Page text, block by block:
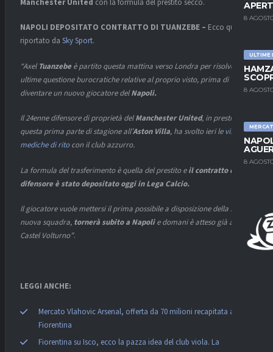
8
ULTIME
8
8
Manchester United con la formula del prestito secco.
NAPOLI DEPOSITATO CONTRATTO DI TUANZEBE – Ecco quanto
riportato da Sky Sport.
“AxelTuanzebeè partito questa mattina verso Londra per risolvere le
ultime questione burocratiche relative al proprio visto, prima di
diventare un nuovo giocatore delNapoli.
Il 24enne difensore di proprietà delManchester United, in prestito in
questa prima parte di stagione all’Aston Villa, ha svolto ieri levisite
mediche di ritocon il club azzurro.
La formula del trasferimento è quella del prestito eil contratto del
difensore è stato depositato oggi in Lega Calcio.
Il giocatore vuole mettersi il prima possibile a disposizione della sua
nuova squadra, tornerà subito a Napolie domani è atteso già a
Castel Volturno”.
LEGGI ANCHE:
Mercato Vlahovic Arsenal, offerta da 70 milioni recapitata alla
Fiorentina
Fiorentina su Isco, ecco la pazza idea del club viola. La